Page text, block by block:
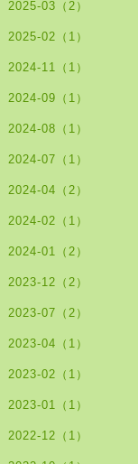
2025-03（2）
2025-02（1）
2024-11（1）
2024-09（1）
2024-08（1）
2024-07（1）
2024-04（2）
2024-02（1）
2024-01（2）
2023-12（2）
2023-07（2）
2023-04（1）
2023-02（1）
2023-01（1）
2022-12（1）